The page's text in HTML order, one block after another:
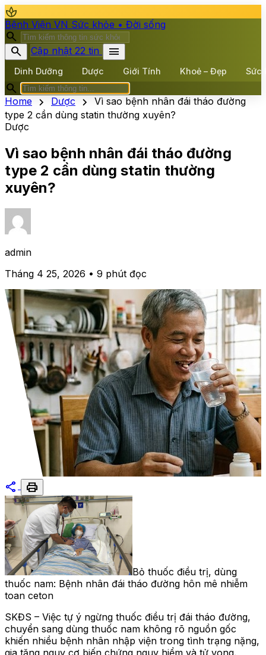
spa
Bệnh Viện VN Sức khỏe • Đời sống
search
search
Cập nhật 22 tin menu
Dinh Dưỡng Dược Giới Tính Khoẻ – Đẹp Sức
search
Home chevron_right Dược chevron_right
Vì sao bệnh nhân đái tháo đường
type 2 cần dùng statin thường xuyên?
Dược
Vì sao bệnh nhân đái tháo đường
type 2 cần dùng statin thường
xuyên?
admin
Tháng 4 25, 2026 • 9 phút đọc
share print
Bỏ thuốc điều trị, dùng
thuốc nam: Bệnh nhân đái tháo đường hôn mê nhiễm
toan ceton
SKĐS – Việc tự ý ngừng thuốc điều trị đái tháo đường,
chuyển sang dùng thuốc nam không rõ nguồn gốc
khiến nhiều bệnh nhân nhập viện trong tình trạng nặng,
gia tăng nguy cơ biến chứng nguy hiểm và tử vong.